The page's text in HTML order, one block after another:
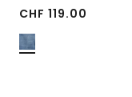
CHF 119.00